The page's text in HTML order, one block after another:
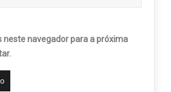
neste navegador para a próxima